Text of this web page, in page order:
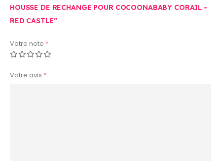
HOUSSE DE RECHANGE POUR COCOONABABY CORAIL –
RED CASTLE”
Votre note *
Votre avis *